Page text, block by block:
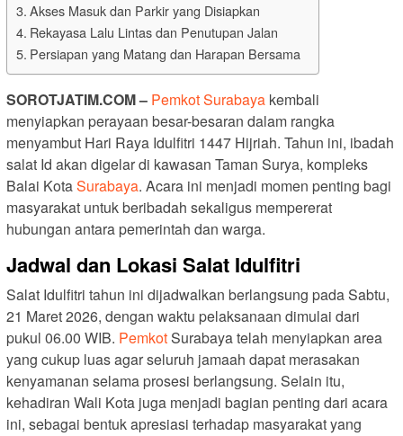
Akses Masuk dan Parkir yang Disiapkan
Rekayasa Lalu Lintas dan Penutupan Jalan
Persiapan yang Matang dan Harapan Bersama
SOROTJATIM.COM – Pemkot Surabaya kembali
menyiapkan perayaan besar-besaran dalam rangka
menyambut Hari Raya Idulfitri 1447 Hijriah. Tahun ini, ibadah
salat Id akan digelar di kawasan Taman Surya, kompleks
Balai KotaSurabaya. Acara ini menjadi momen penting bagi
masyarakat untuk beribadah sekaligus mempererat
hubungan antara pemerintah dan warga.
Jadwal dan Lokasi Salat Idulfitri
Salat Idulfitri tahun ini dijadwalkan berlangsung pada Sabtu,
21 Maret 2026, dengan waktu pelaksanaan dimulai dari
pukul 06.00 WIB. PemkotSurabaya telah menyiapkan area
yang cukup luas agar seluruh jamaah dapat merasakan
kenyamanan selama prosesi berlangsung. Selain itu,
kehadiran Wali Kota juga menjadi bagian penting dari acara
ini, sebagai bentuk apresiasi terhadap masyarakat yang